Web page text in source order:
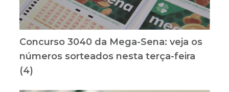
Concurso 3040 da Mega-Sena: veja os
números sorteados nesta terça-feira
(4)